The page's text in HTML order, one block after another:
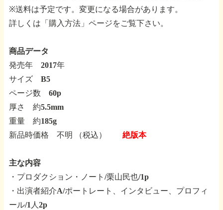
※送料は予定です。変更になる場合があります。
詳しくは「購入方法」ページをご覧下さい。
商品データ
発売年 2017年
サイズ B5
ページ数 60p
厚さ 約5.5mm
重量 約185g
新品時価格 不明 （税込） 絶版本
主な内容
・プロダクション・ノート/栗山民也/1p
・出演者紹介A/ポートレート、インタビュー、プロフィ
ール/1人2p